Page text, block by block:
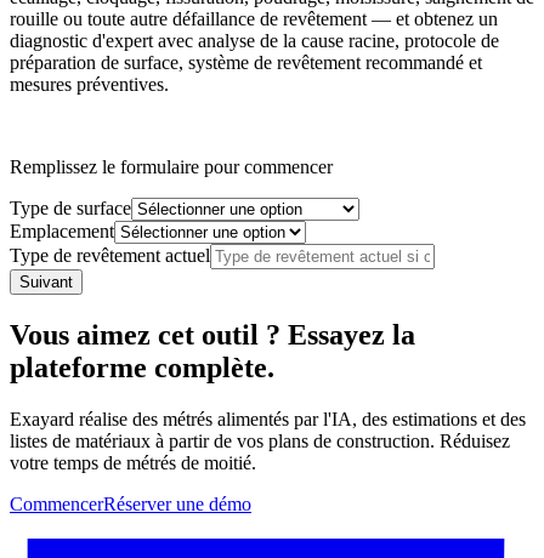
rouille ou toute autre défaillance de revêtement — et obtenez un
diagnostic d'expert avec analyse de la cause racine, protocole de
préparation de surface, système de revêtement recommandé et
mesures préventives.
Remplissez le formulaire pour commencer
Type de surface
Emplacement
Type de revêtement actuel
Suivant
Vous aimez cet outil ? Essayez la
plateforme complète.
Exayard réalise des métrés alimentés par l'IA, des estimations et des
listes de matériaux à partir de vos plans de construction. Réduisez
votre temps de métrés de moitié.
CommencerRéserver une démo